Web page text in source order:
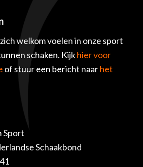
welkom voelen in onze sport
schaken. Kijkhier voor
of stuur een bericht naarhet
Sport
Schaakbond